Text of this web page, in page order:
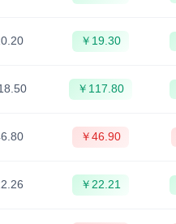
￥19.30
￥117.80
￥46.90
￥22.21